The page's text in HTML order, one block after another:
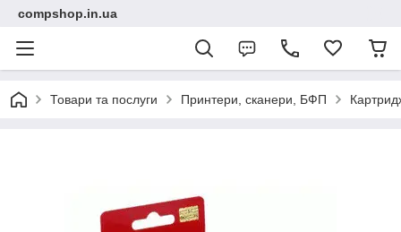
compshop.in.ua
Товари та послуги Принтери, сканери, БФП